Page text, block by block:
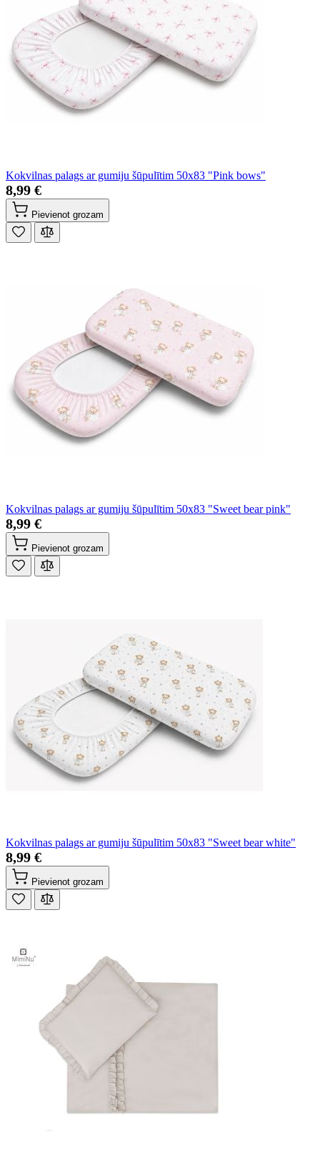
Kokvilnas palags ar gumiju šūpulītim 50x83 "Pink bows"
8,99 €
Pievienot grozam
Kokvilnas palags ar gumiju šūpulītim 50x83 "Sweet bear pink"
8,99 €
Pievienot grozam
Kokvilnas palags ar gumiju šūpulītim 50x83 "Sweet bear white"
8,99 €
Pievienot grozam